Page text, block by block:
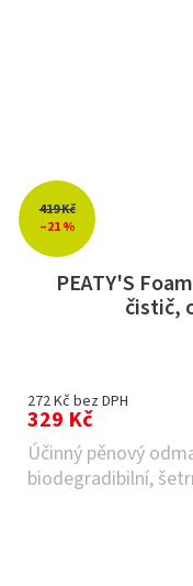
419 Kč
–21 %
PEATY'S
čistič,
272 Kč bez DPH
329 Kč
Účinný pěnový
biodegradibilní,